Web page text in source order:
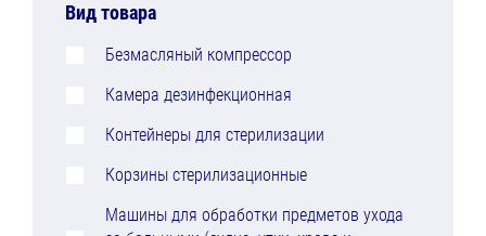
Вид товара
Безмасляный компрессор
Камера дезинфекционная
Контейнеры для стерилизации
Корзины стерилизационные
Машины для обработки предметов ухода